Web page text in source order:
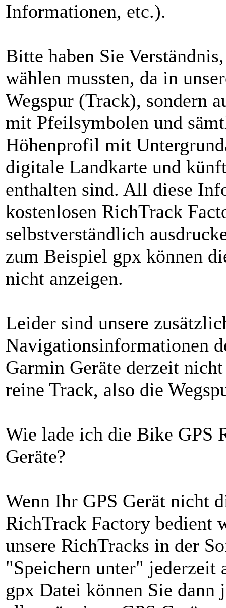
Informationen, etc.).
Bitte haben Sie
wählen mussten, da in
Wegspur (Track), sondern
mit Pfeilsymbolen und
Höhenprofil mit
digitale Landkarte und
enthalten sind. All diese
kostenlosen RichTrack
selbstverständlich
zum Beispiel gpx können
nicht anzeigen.
Leider sind unsere
Navigationsinformationen
Garmin Geräte derzeit
reine Track, also die
Wie lade ich die Bike GPS
Geräte?
Wenn Ihr GPS Gerät nicht
RichTrack Factory bedient
unsere RichTracks in der
"Speichern unter" jederzeit
gpx Datei können Sie dann